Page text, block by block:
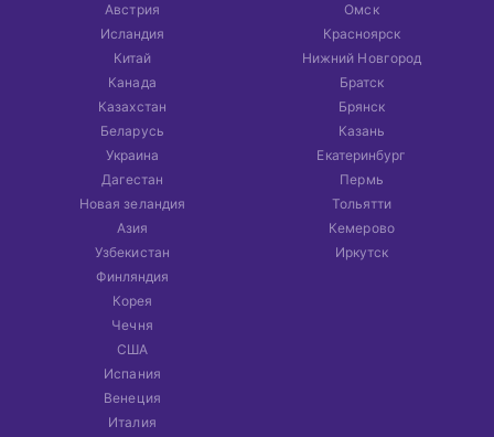
Австрия
Исландия
Китай
Канада
Казахстан
Беларусь
Украина
Дагестан
Новая зеландия
Азия
Узбекистан
Финляндия
Корея
Чечня
США
Испания
Венеция
Италия
Омск
Красноярск
Нижний Новгород
Братск
Брянск
Казань
Екатеринбург
Пермь
Тольятти
Кемерово
Иркутск